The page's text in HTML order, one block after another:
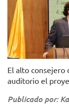
El alto consejero
auditorio el
Publicado por: